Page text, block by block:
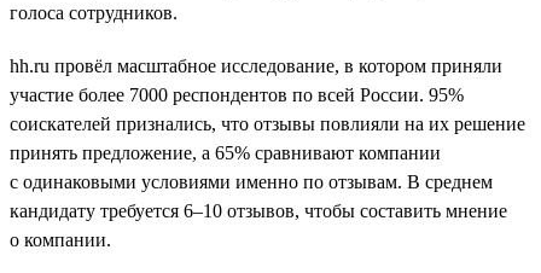
голоса сотрудников.
hh.ru провёл масштабное исследование, в котором приняли
участие более 7000 респондентов по всей России. 95%
соискателей признались, что отзывы повлияли на их решение
принять предложение, а 65% сравнивают компании
с одинаковыми условиями именно по отзывам. В среднем
кандидату требуется 6–10 отзывов, чтобы составить мнение
о компании.